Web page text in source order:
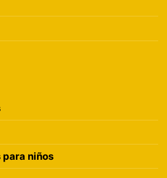
para niños